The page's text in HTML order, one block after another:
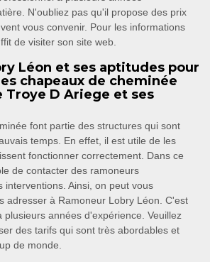
N'oubliez pas qu'il propose des prix
vous convenir. Pour les informations
de visiter son site web.
Léon et ses aptitudes pour
chapeaux de cheminée
Troye D Ariege et ses
font partie des structures qui sont
temps. En effet, il est utile de les
fonctionner correctement. Dans ce
de contacter des ramoneurs
interventions. Ainsi, on peut vous
adresser à Ramoneur Lobry Léon. C'est
plusieurs années d'expérience. Veuillez
des tarifs qui sont très abordables et
de monde.